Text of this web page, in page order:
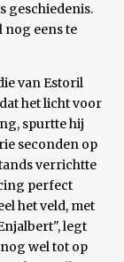
geschiedenis.
nog eens te
van Estoril
het licht voor
spurtte hij
seconden op
verrichtte
perfect
het veld, met
legt
wel tot op